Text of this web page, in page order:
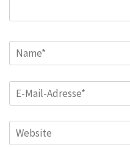
Name*
E-
Mail*
Website